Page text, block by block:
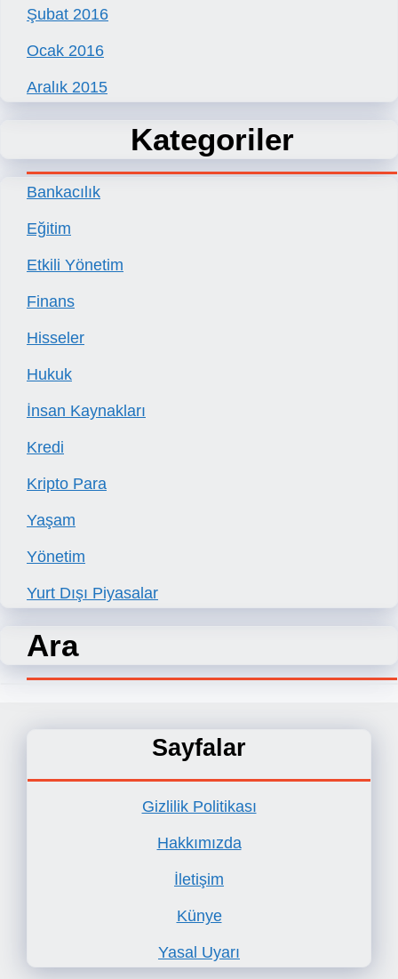
Şubat 2016
Ocak 2016
Aralık 2015
Kategoriler
Bankacılık
Eğitim
Etkili Yönetim
Finans
Hisseler
Hukuk
İnsan Kaynakları
Kredi
Kripto Para
Yaşam
Yönetim
Yurt Dışı Piyasalar
Ara
Sayfalar
Gizlilik Politikası
Hakkımızda
İletişim
Künye
Yasal Uyarı